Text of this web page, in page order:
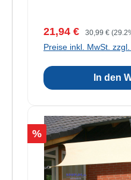
Verkaufspreis:
21,94 € Regulärer
30,99 €
Preise inkl. MwSt.
In den
Rabatt
%